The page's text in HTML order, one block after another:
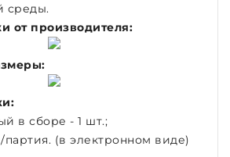
среды.
от производителя:
в сборе - 1 шт.;
партия. (в электронном виде)